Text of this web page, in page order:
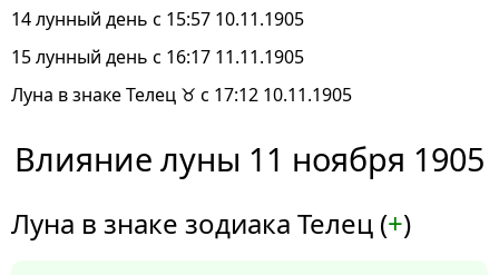
14 лунный день с 15:57 10.11.1905
15 лунный день с 16:17 11.11.1905
Луна в знаке Телец ♉ с 17:12 10.11.1905
Влияние луны 11 ноября 1905
Луна в знаке зодиака Телец (+)